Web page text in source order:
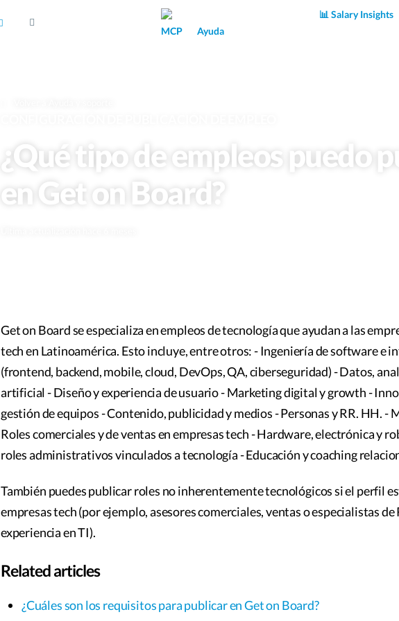
📊 Salary Insights
MCP
Ayuda
¿Qué tipo de empleos puedo
en Get on Board?
Get on Board se especializa en empleos de tecnología que ayudan a las
tech en Latinoamérica. Esto incluye, entre otros: - Ingeniería de software e
(frontend, backend, mobile, cloud, DevOps, QA, ciberseguridad) - Datos,
artificial - Diseño y experiencia de usuario - Marketing digital y growth -
gestión de equipos - Contenido, publicidad y medios - Personas y RR. HH. -
Roles comerciales y de ventas en empresas tech - Hardware, electrónica y
roles administrativos vinculados a tecnología - Educación y coaching
También puedes publicar roles no inherentemente tecnológicos si el perfil
empresas tech (por ejemplo, asesores comerciales, ventas o especialistas de
experiencia en TI).
Related articles
¿Cuáles son los requisitos para publicar en Get on Board?